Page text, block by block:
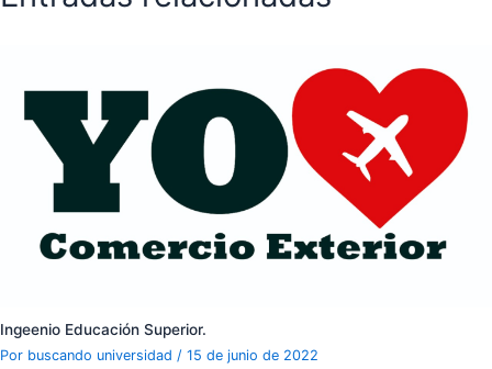
Ingeenio Educación Superior.
Por buscando universidad / 15 de junio de 2022